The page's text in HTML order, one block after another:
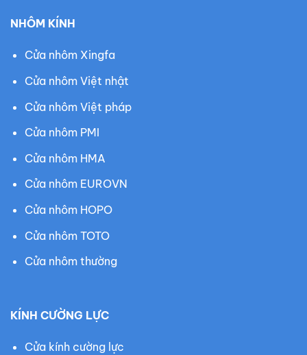
NHÔM KÍNH
Cửa nhôm Xingfa
Cửa nhôm Việt nhật
Cửa nhôm Việt pháp
Cửa nhôm PMI
Cửa nhôm HMA
Cửa nhôm EUROVN
Cửa nhôm HOPO
Cửa nhôm TOTO
Cửa nhôm thường
KÍNH CƯỜNG LỰC
Cửa kính cường lực